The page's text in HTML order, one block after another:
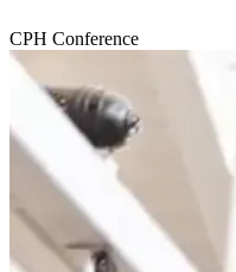
CPH Conference